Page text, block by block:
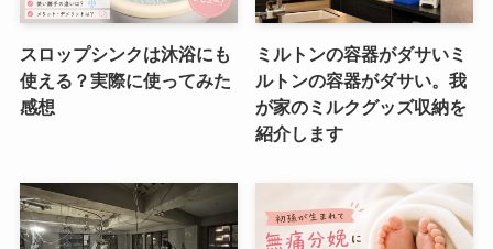
スロップシンクは沐浴にも
使える？実際に使ってみた
感想
ミルトンの容器がダサいミ
ルトンの容器がダサい。我
が家のミルクグッズ収納を
紹介します